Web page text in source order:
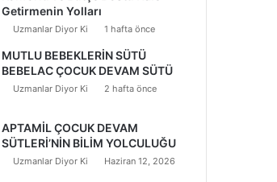
Getirmenin Yolları
Uzmanlar Diyor Ki 1 hafta önce
MUTLU BEBEKLERİN SÜTÜ
BEBELAC ÇOCUK DEVAM SÜTÜ
Uzmanlar Diyor Ki 2 hafta önce
APTAMİL ÇOCUK DEVAM
SÜTLERİ’NİN BİLİM YOLCULUĞU
Uzmanlar Diyor Ki Haziran 12, 2026